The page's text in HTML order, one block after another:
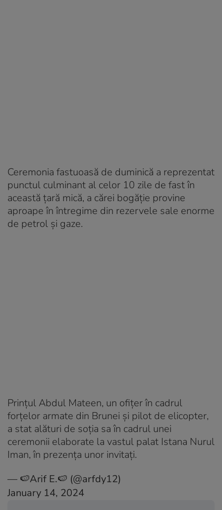
Ceremonia fastuoasă de duminică a reprezentat
punctul culminant al celor 10 zile de fast în
această ţară mică, a cărei bogăţie provine
aproape în întregime din rezervele sale enorme
de petrol şi gaze.
Prințul Abdul Mateen, un ofiţer în cadrul
forţelor armate din Brunei şi pilot de elicopter,
a stat alături de soţia sa în cadrul unei
ceremonii elaborate la vastul palat Istana Nurul
Iman, în prezenţa unor invitaţi.
— 🍉Arif E.🍉 (@arfdy12)
January 14, 2024